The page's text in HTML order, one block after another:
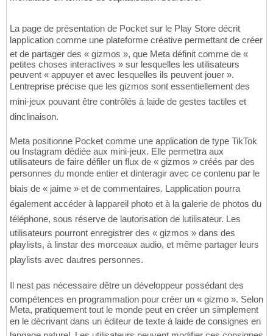
La page de présentation de Pocket sur le Play Store décrit
lapplication comme une plateforme créative permettant de créer
et de partager des « gizmos », que Meta définit comme de «
petites choses interactives » sur lesquelles les utilisateurs
peuvent « appuyer et avec lesquelles ils peuvent jouer ».
Lentreprise précise que les gizmos sont essentiellement des
mini-jeux pouvant être contrôlés à laide de gestes tactiles et
dinclinaison.
Meta positionne Pocket comme une application de type TikTok
ou Instagram dédiée aux mini-jeux. Elle permettra aux
utilisateurs de faire défiler un flux de « gizmos » créés par des
personnes du monde entier et dinteragir avec ce contenu par le
biais de « jaime » et de commentaires. Lapplication pourra
également accéder à lappareil photo et à la galerie de photos du
téléphone, sous réserve de lautorisation de lutilisateur. Les
utilisateurs pourront enregistrer des « gizmos » dans des
playlists, à linstar des morceaux audio, et même partager leurs
playlists avec dautres personnes.
Il nest pas nécessaire dêtre un développeur possédant des
compétences en programmation pour créer un « gizmo ». Selon
Meta, pratiquement tout le monde peut en créer un simplement
en le décrivant dans un éditeur de texte à laide de consignes en